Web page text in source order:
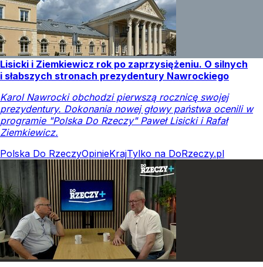
Lisicki i Ziemkiewicz rok po zaprzysiężeniu. O silnych
i słabszych stronach prezydentury Nawrockiego
Karol Nawrocki obchodzi pierwszą rocznicę swojej
prezydentury. Dokonania nowej głowy państwa ocenili w
programie "Polska Do Rzeczy" Paweł Lisicki i Rafał
Ziemkiewicz.
Polska Do RzeczyOpinieKrajTylko na DoRzeczy.pl